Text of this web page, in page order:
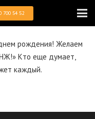
700 54 52
рождения! Желаем
Кто еще думает,
каждый.